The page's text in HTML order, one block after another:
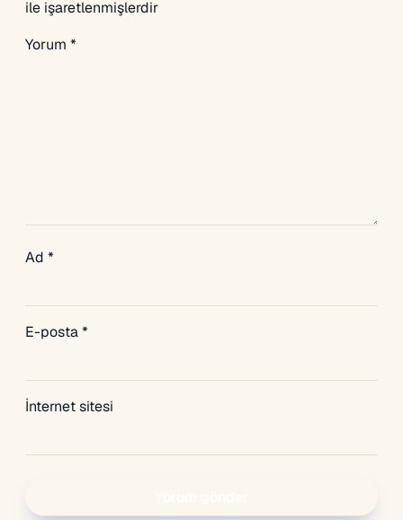
ile işaretlenmişlerdir
Yorum *
Ad *
E-posta*
İnternet sitesi